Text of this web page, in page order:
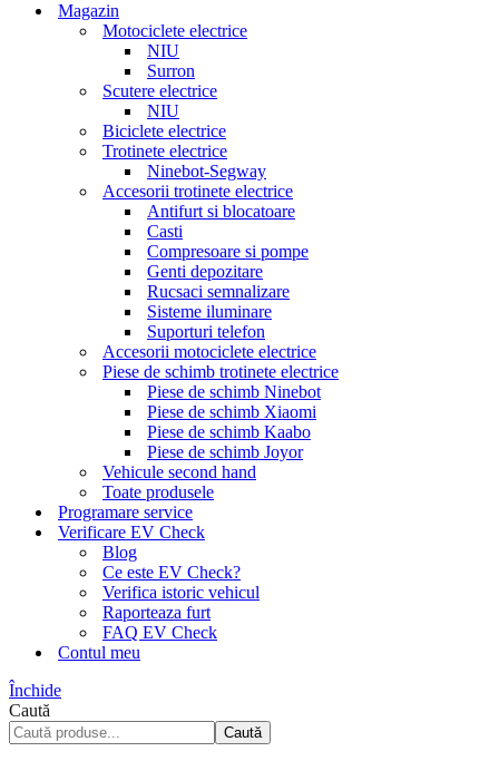
Magazin
Motociclete electrice
NIU
Surron
Scutere electrice
NIU
Biciclete electrice
Trotinete electrice
Ninebot-Segway
Accesorii trotinete electrice
Antifurt si blocatoare
Casti
Compresoare si pompe
Genti depozitare
Rucsaci semnalizare
Sisteme iluminare
Suporturi telefon
Accesorii motociclete electrice
Piese de schimb trotinete electrice
Piese de schimb Ninebot
Piese de schimb Xiaomi
Piese de schimb Kaabo
Piese de schimb Joyor
Vehicule second hand
Toate produsele
Programare service
Verificare EV Check
Blog
Ce este EV Check?
Verifica istoric vehicul
Raporteaza furt
FAQ EV Check
Contul meu
Închide
Caută
Caută